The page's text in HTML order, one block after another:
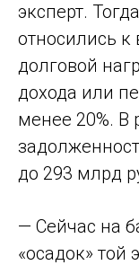
эксперт.
относились
долговой
дохода или
менее 20%. В
до 293 млрд
— Сейчас на
«осадок»